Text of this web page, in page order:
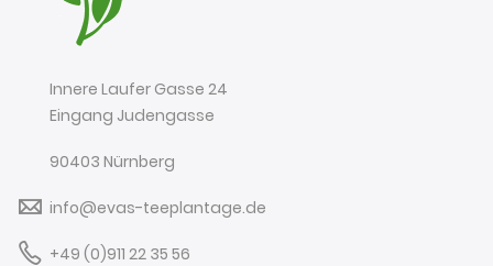
Innere Laufer Gasse 24
Eingang Judengasse
90403 Nürnberg
info@evas-teeplantage.de
+49 (0)911 22 35 56